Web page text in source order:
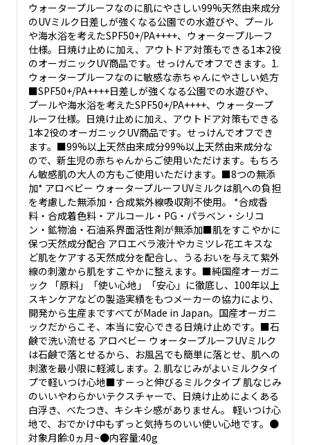
ウォータープルーフなのに肌にやさしい99%天然由来成分
のUVミルク日差しが強くなる公園での水遊びや、プール
や海水浴を考えたSPF50+/PA++++、ウォータープルーフ
仕様。日焼け止めに加え、アウトドア対策もできる1本2役
のオーガニックUV商品です。せっけんでオフできます。1.
ウォータープルーフなのに敏感な赤ちゃんにやさしい処方
■SPF50+/PA++++日差しが強くなる公園での水遊びや、
プールや海水浴を考えたSPF50+/PA++++、ウォータープ
ルーフ仕様。日焼け止めに加え、アウトドア対策もできる
1本2役のオーガニックUV商品です。せっけんでオフでき
ます。■99%以上天然由来成分99%以上天然由来成分な
ので、新生児の赤ちゃんからご使用いただけます。もちろ
ん敏感肌の大人の方もご使用いただけます。■8つの無添
加* アロベビー ウォータープルーフUVミルクは肌への負担
を考慮した無添加・合成紫外線吸収剤不使用。 *合成香
料・合成着色料・アルコール・PG・パラベン・シリコ
ン・鉱物油・石油系界面活性剤が無添加■肌をすこやかに
保つ天然成分配合 アロエベラ液汁やカミツレ花エキスな
ど肌をケアする天然成分を配合し、うるおいを与えて紫外
線の刺激から肌をすこやかに整えます。■純国産オーガニ
ック 「原料」「使い心地」「安心」に徹底し、100年以上
スキンケアなどの製造実績をもつメーカーの協力により、
開発から生産まですべてがMade in Japan。国産オーガニ
ックだからこそ、本当に安心できる日焼け止めです。■石
鹸で洗い流せる アロベビー ウォータープルーフUVミルク
は石鹸で落とせるから、お風呂でも簡単に落とせ、肌への
刺激を最小限に軽減します。2. 肌なじみがよいミルクタイ
プで軽いつけ心地■すーっと伸びるミルクタイプ 肌なじみ
のいいやわらかいテクスチャーで、日焼け止めによくある
白浮き、べたつき、キシキシ感がありません。 軽いつけ心
地で、おでかけ中もずっと気持ちのいい使い心地です。●
対象月齢:0ヵ月~●内容量:40g